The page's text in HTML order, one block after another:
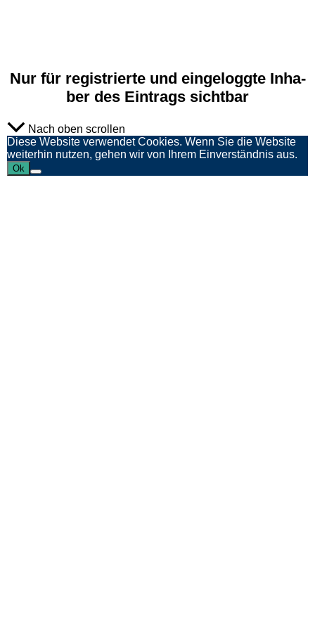
Nur für regis­trier­te und ein­ge­logg­te Inha­
ber des Ein­trags sichtbar
Nach oben scrollen
Diese Website verwendet Cookies. Wenn Sie die Website
weiterhin nutzen, gehen wir von Ihrem Einverständnis aus.
Ok